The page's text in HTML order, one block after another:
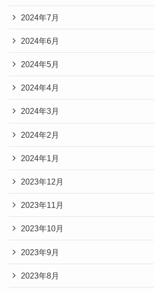
2024年7月
2024年6月
2024年5月
2024年4月
2024年3月
2024年2月
2024年1月
2023年12月
2023年11月
2023年10月
2023年9月
2023年8月